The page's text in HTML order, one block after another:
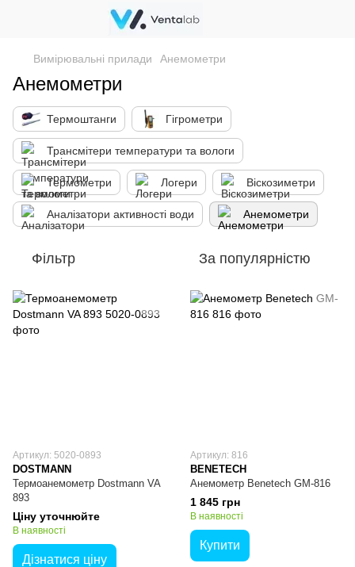
Вимірювальні прилади Анемометри
Анемометри
Термоштанги Гігрометри
Трансмітери температури та вологи
Термометри Логери Віскозиметри
Аналізатори активності води Анемометри
Фільтр За популярністю
Артикул: 5020-0893
DOSTMANN
Термоанемометр Dostmann VA
893
Ціну уточнюйте
В наявності
Дізнатися ціну
Артикул: 816
BENETECH
Анемометр Benetech GM-816
1 845 грн
В наявності
Купити